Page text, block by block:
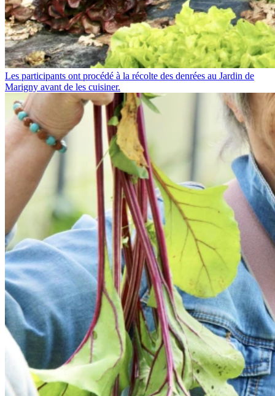
Les participants ont procédé à la récolte des denrées au Jardin de
Marigny avant de les cuisiner.